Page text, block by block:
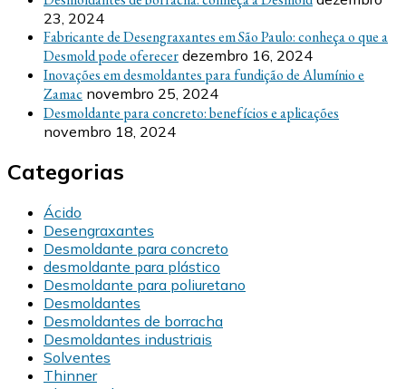
23, 2024
Fabricante de Desengraxantes em São Paulo: conheça o que a
Desmold pode oferecer dezembro 16, 2024
Inovações em desmoldantes para fundição de Alumínio e
Zamac novembro 25, 2024
Desmoldante para concreto: benefícios e aplicações
novembro 18, 2024
Categorias
Ácido
Desengraxantes
Desmoldante para concreto
desmoldante para plástico
Desmoldante para poliuretano
Desmoldantes
Desmoldantes de borracha
Desmoldantes industriais
Solventes
Thinner